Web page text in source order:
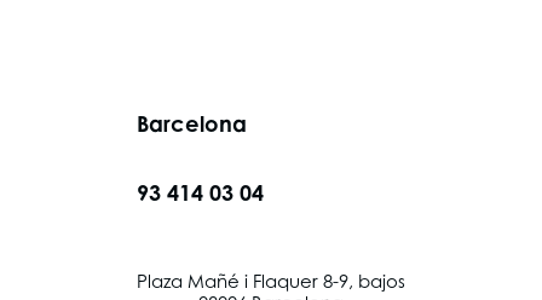
Barcelona
93 414 03 04
Plaza Mañé i Flaquer 8-9, bajos